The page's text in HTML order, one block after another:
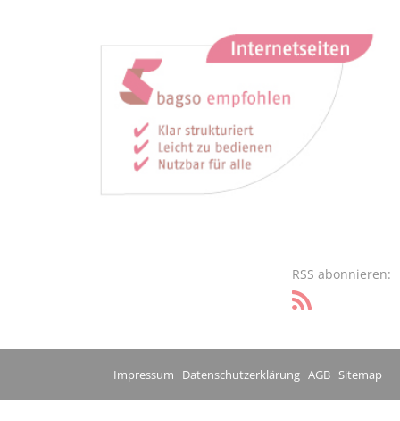
RSS abonnieren:
Impressum Datenschutzerklärung AGB Sitemap